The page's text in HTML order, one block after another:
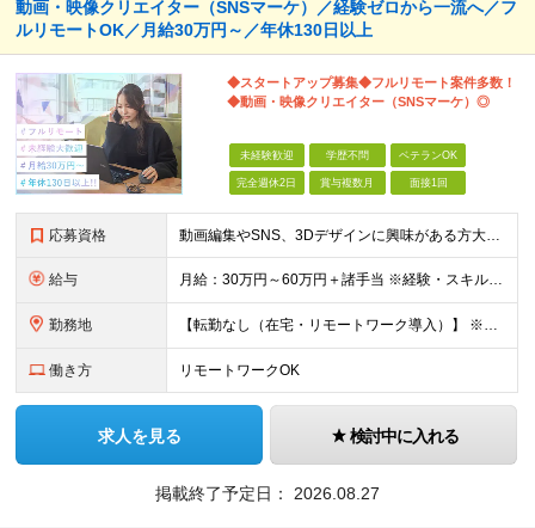
動画・映像クリエイター（SNSマーケ）／経験ゼロから一流へ／フ
ルリモートOK／月給30万円～／年休130日以上
◆スタートアップ募集◆フルリモート案件多数！
◆動画・映像クリエイター（SNSマーケ）◎
未経験歓迎 学歴不問 ベテランOK
完全週休2日 賞与複数月 面接1回
応募資格 動画編集やSNS、3Dデザインに興味がある方大歓迎！ ―★ 未経験者大歓迎！学歴・経験不問/第二新卒歓迎/WEB面接可能！ ★― 「パソコンの電源ってどうやって入れるの？」 「ワードもエクセルも使
給与 月給：30万円～60万円＋諸手当 ※経験・スキルを考慮して決定します。 試用期間中： 一都三県：月給21万円以上 ※試用期間：6ヶ月～ ※試用期間中は、契約社員となります。
勤務地 【転勤なし（在宅・リモートワーク導入）】 ※フルリモートあり ※研修中に関しても下記となります。 【本社】 東京都千代田区神田和泉町1番地6-16ヤマトビル405 【プロジェクト先】 一都三県、北
働き方 リモートワークOK
求人を見る 検討中に入れる
掲載終了予定日： 2026.08.27